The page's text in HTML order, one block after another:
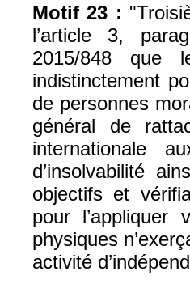
Motif 23 :
l’article 3,
2015/848 que
indistinctement
de personnes
général de
internationale
d’insolvabilité
objectifs et
pour
physiques
activité